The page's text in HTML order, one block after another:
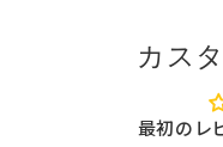
カス
最初のレ